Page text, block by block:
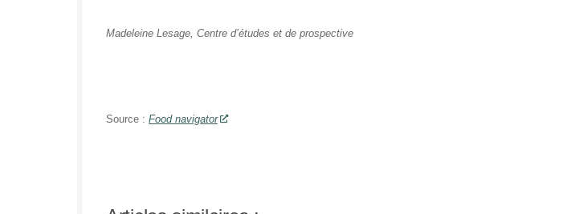
Madeleine Lesage, Centre d’études et de prospective
Source : Food navigator